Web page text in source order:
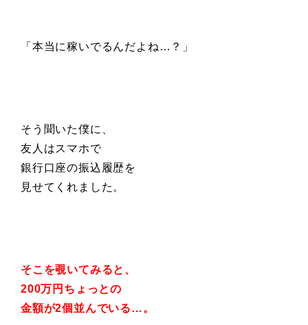
「本当に稼いでるんだよね…？」
そう聞いた僕に、
友人はスマホで
銀行口座の振込履歴を
見せてくれました。
そこを覗いてみると、
200万円ちょっとの
金額が2個並んでいる…。